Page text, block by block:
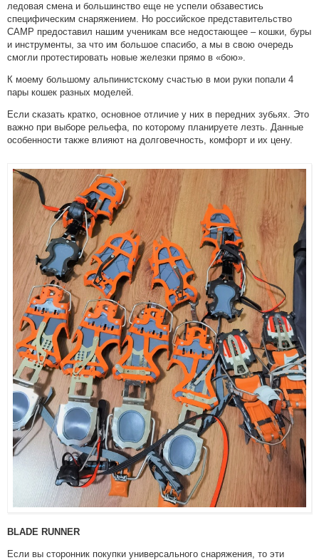
ледовая смена и большинство еще не успели обзавестись
специфическим снаряжением. Но российское представительство
CAMP предоставил нашим ученикам все недостающее – кошки, буры
и инструменты, за что им большое спасибо, а мы в свою очередь
смогли протестировать новые железки прямо в «бою».
К моему большому альпинистскому счастью в мои руки попали 4
пары кошек разных моделей.
Если сказать кратко, основное отличие у них в передних зубьях. Это
важно при выборе рельефа, по которому планируете лезть. Данные
особенности также влияют на долговечность, комфорт и их цену.
BLADE RUNNER
Если вы сторонник покупки универсального снаряжения, то эти